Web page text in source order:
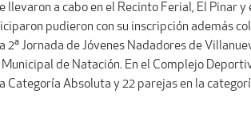
llevaron a cabo en el Recinto Ferial, El Pinar
pudieron con su inscripción además
Jornada de Jóvenes Nadadores de
de Natación. En el Complejo
Categoría Absoluta y 22 parejas en la